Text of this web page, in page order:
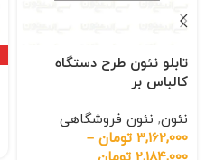
تابلو نئون طرح دستگاه
کالباس بر
نئون, نئون فروشگاهی
3,162,000 تومان –